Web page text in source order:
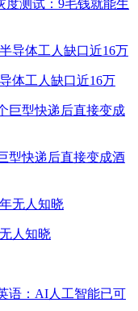
度测试：9毛钱就能生
体工人缺口近16万
型快递后直接变成酒
人知晓